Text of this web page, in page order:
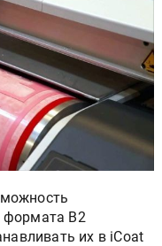
формата В2
их в iCoat